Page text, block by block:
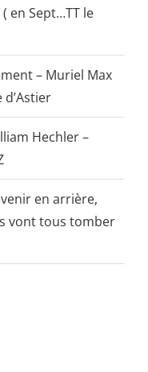
( en Sept…TT le
– Muriel Max
d’Astier
Hechler –
en arrière,
vont tous tomber